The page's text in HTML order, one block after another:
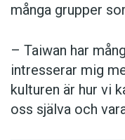
många grupper
– Taiwan har
intresserar mig
kulturen är hur vi
oss själva och